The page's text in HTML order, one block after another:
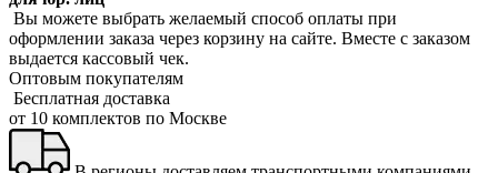
Вы можете выбрать желаемый способ оплаты при
оформлении заказа через корзину на сайте. Вместе с заказом
выдается кассовый чек.
Оптовым покупателям
Бесплатная доставка
от 10 комплектов по Москве